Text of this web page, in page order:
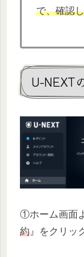
で、確認
U-NEXT
①ホーム画面
約 』をクリッ